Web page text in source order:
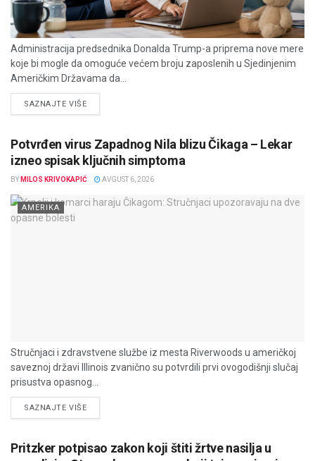
Administracija predsednika Donalda Trump-a priprema nove mere
koje bi mogle da omoguće većem broju zaposlenih u Sjedinjenim
Američkim Državama da...
SAZNAJTE VIŠEDETAILS
Potvrđen virus Zapadnog Nila blizu Čikaga – Lekar
izneo spisak ključnih simptoma
BY MILOS KRIVOKAPIĆ AVGUST 6, 2026
AMERIKA
Stručnjaci i zdravstvene službe iz mesta Riverwoods u američkoj
saveznoj državi Illinois zvanično su potvrdili prvi ovogodišnji slučaj
prisustva opasnog...
SAZNAJTE VIŠEDETAILS
Pritzker potpisao zakon koji štiti žrtve nasilja u